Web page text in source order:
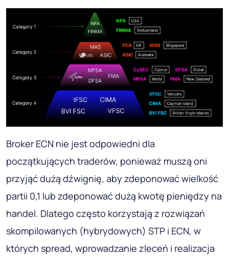
Broker ECN nie jest odpowiedni dla
początkujących traderów, ponieważ muszą oni
przyjąć dużą dźwignię, aby zdeponować wielkość
partii 0,1 lub zdeponować dużą kwotę pieniędzy na
handel. Dlatego często korzystają z rozwiązań
skompilowanych (hybrydowych) STP i ECN, w
których spread, wprowadzanie zleceń i realizacja